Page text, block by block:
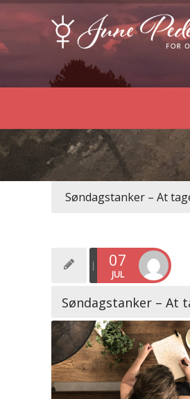
Søndagstanker – At
07
JUL
Søndagstanker – At